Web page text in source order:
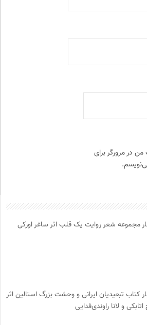
در مرورگر برای
مجموعه شعر روایت یک قلب اثر ساغر اورکی
کتاب تبعیدیان ایرانی و وحشت بزرگ استالین اثر
اتابکی و لانا راوندی‌فدایی